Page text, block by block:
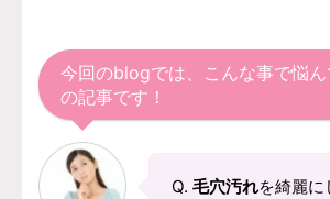
今回のblogでは、こんな事で悩
の記事です！
Q. 毛穴汚れを綺麗に